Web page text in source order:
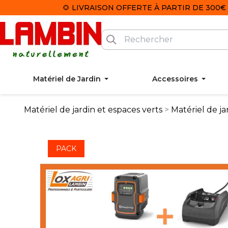
🌻 LIVRAISON OFFERTE À PARTIR DE
Matériel de Jardin Accessoires
Matériel de jardin et espaces verts Matériel de
PACK